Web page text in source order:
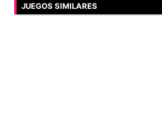
JUEGOS SIMILARES